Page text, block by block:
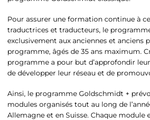
Pour assurer une formation continue à
traductrices et traducteurs, le programme
exclusivement aux anciennes et anciens
programme, âgés de 35 ans maximum.
programme a pour but d’approfondir
de développer leur réseau et de
Ainsi, le programme Goldschmidt +
modules organisés tout au long de
Allemagne et en Suisse. Chaque module